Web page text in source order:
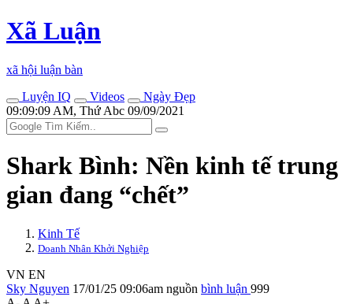
Xã Luận
xã hội luận bàn
Luyện IQ
Videos
Ngày Đẹp
09:09:09 AM, Thứ Abc 09/09/2021
Shark Bình: Nền kinh tế trung
gian đang “chết”
Kinh Tế
Doanh Nhân Khởi Nghiệp
VN EN
Sky Nguyen 17/01/25 09:06am nguồn bình luận 999